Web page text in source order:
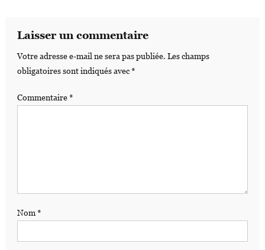
Laisser un commentaire
Votre adresse e-mail ne sera pas publiée. Les champs
obligatoires sont indiqués avec*
Commentaire*
Nom*